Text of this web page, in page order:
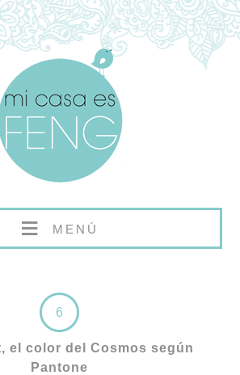
≡ MENÚ
6
el color del Cosmos según
Pantone